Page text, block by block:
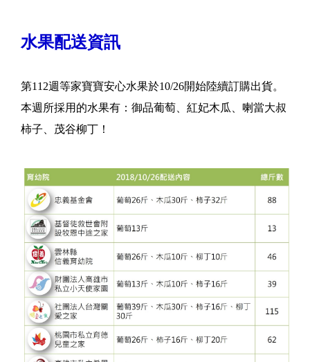
水果配送資訊
第112週等家寶寶安心水果於10/26開始陸續訂購出貨。
本週所採用的水果有：御品葡萄、紅妃木瓜、喇當大叔
柿子、茂谷柳丁！